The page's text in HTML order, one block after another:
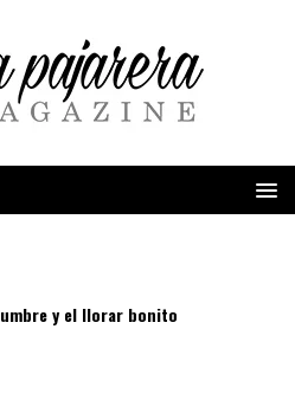
y el llorar bonito